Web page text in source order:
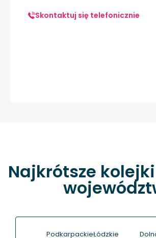
Skontaktuj się telefonicznie
Najkrótsze
PodkarpackieŁódzkie